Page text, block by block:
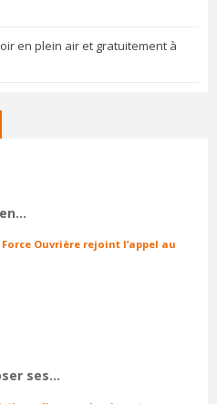
en plein air et gratuitement à
Ouvrière rejoint l’appel au
ses…